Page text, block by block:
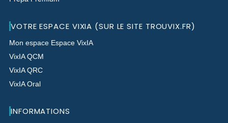
VOTRE ESPACE VIXIA (SUR LE SITE TROUVIX.FR)
Mon espace Espace VixIA
VixIA QCM
VixIA QRC
VixIA Oral
INFORMATIONS